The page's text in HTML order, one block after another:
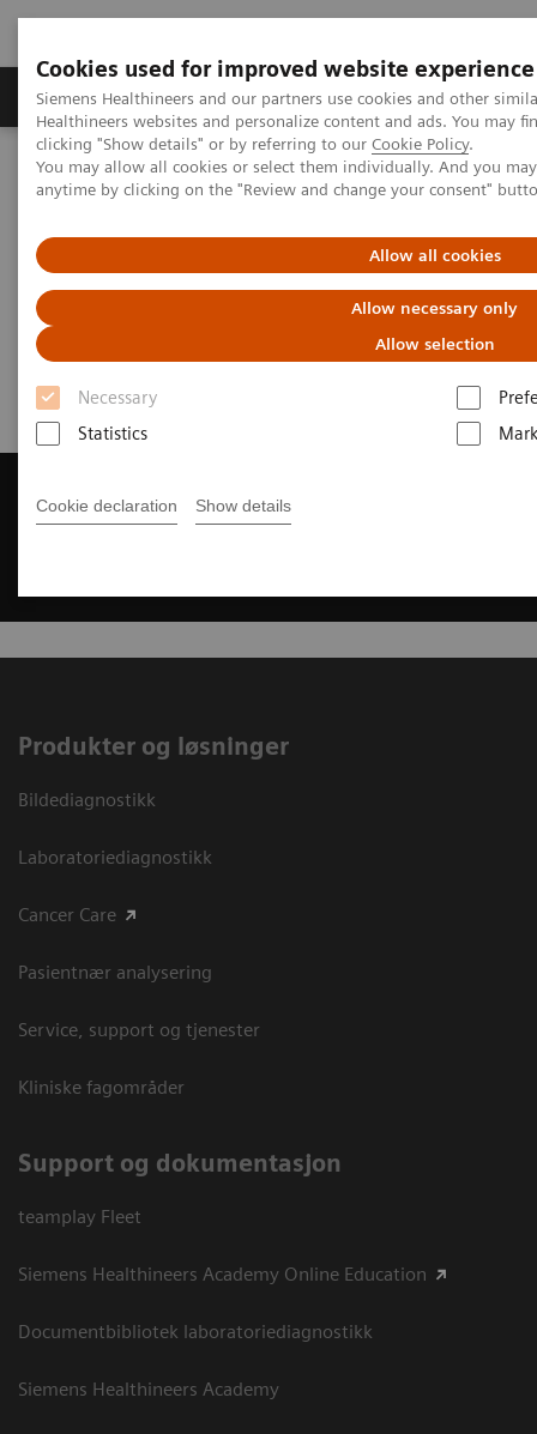
Cookies used for improved website experience
Siemens Healthineers and our partners use cookies and other
Healthineers websites and personalize content and ads. You may
clicking "Show details" or by referring to our Cookie Policy.
You may allow all cookies or select them individually. And you
anytime by clicking on the "Review and change your consent"
Allow all cookies
Allow necessary only
Allow selection
Necessary
Statistics
Cookie declaration Show details
Produkter og løsninger Support og
Hjem
Produkter og løsninger innen bildediagnostikk
Magnetic Resonance Imaging
Get a Recommendation for your
MRI System
Produkter og løsninger
Bildediagnostikk
Laboratoriediagnostikk
Cancer Care
Pasientnær analysering
Service, support og tjenester
Kliniske fagområder
Support og dokumentasjon
teamplay Fleet
Siemens Healthineers Academy Online Education
Documentbibliotek laboratoriediagnostikk
Siemens Healthineers Academy